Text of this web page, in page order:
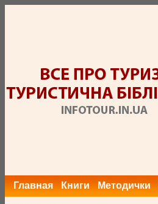
Главная Книги Методички